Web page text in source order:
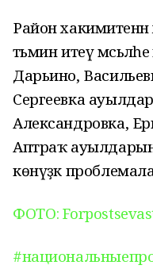
Район хакимиәтенән
тәьмин итеү
Дарьино,
Сергеевка
Александровка,
Аптраҡ
көнүҙәк
ФОТО: